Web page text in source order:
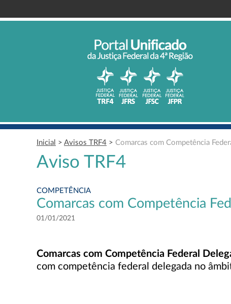
Inicial > Avisos TRF4 > Comarcas com Competência
Aviso TRF4
COMPETÊNCIA
Comarcas com Competência
01/01/2021
Comarcas com Competência Federal
com competência federal delegada no